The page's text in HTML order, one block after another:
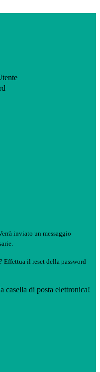
inviato un messaggio
Effettua il reset della password
casella di posta elettronica!